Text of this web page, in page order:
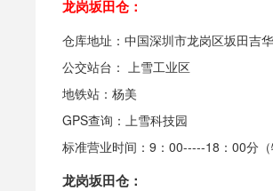
龙岗坂田仓：
仓库地址：中国深圳市龙岗区坂田吉
公交站台： 上雪工业区
地铁站：杨美
GPS查询：上雪科技园
标准营业时间：9：00-----18：00分
龙岗坂田仓：